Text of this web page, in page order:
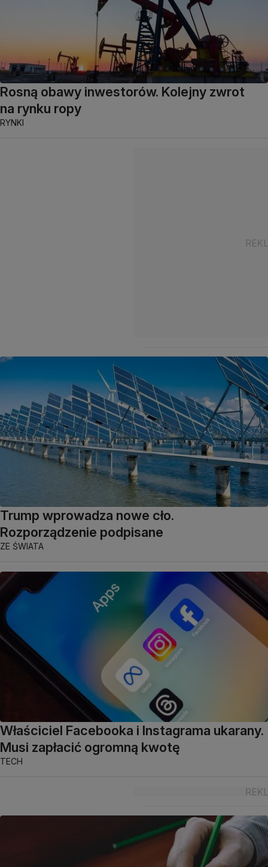
Rosną obawy inwestorów. Kolejny zwrot
na rynku ropy
RYNKI
Trump wprowadza nowe cło.
Rozporządzenie podpisane
ZE ŚWIATA
Właściciel Facebooka i Instagrama ukarany.
Musi zapłacić ogromną kwotę
TECH